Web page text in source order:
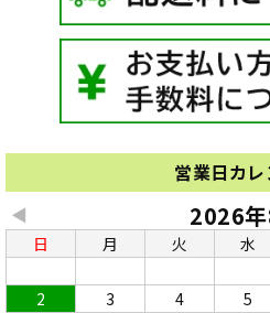
営業日カレ
◀ 2026
日 月 火 水
2
3 4 5